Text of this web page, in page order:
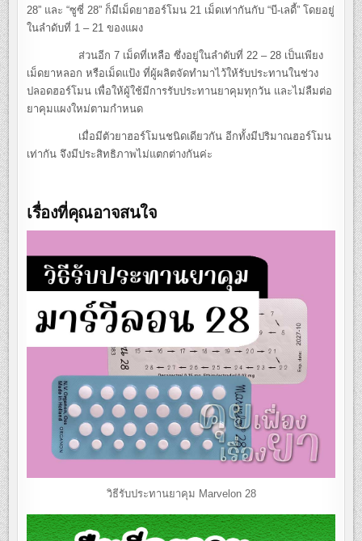
28” และ “ซูซี่ 28” ก็มีเม็ดยาฮอร์โมน 21 เม็ดเท่ากันกับ “บี-เลดี้” โดยอยู่
ในลำดับที่ 1 – 21 ของแผง
ส่วนอีก 7 เม็ดที่เหลือ ซึ่งอยู่ในลำดับที่ 22 – 28 เป็นเพียง
เม็ดยาหลอก หรือเม็ดแป้ง ที่ผู้ผลิตจัดทำมาไว้ให้รับประทานในช่วง
ปลอดฮอร์โมน เพื่อให้ผู้ใช้มีการรับประทานยาคุมทุกวัน และไม่ลืมต่อ
ยาคุมแผงใหม่ตามกำหนด
เมื่อมีตัวยาฮอร์โมนชนิดเดียวกัน อีกทั้งมีปริมาณฮอร์โมน
เท่ากัน จึงมีประสิทธิภาพไม่แตกต่างกันค่ะ
เรื่องที่คุณอาจสนใจ
วิธีรับประทานยาคุม Marvelon 28